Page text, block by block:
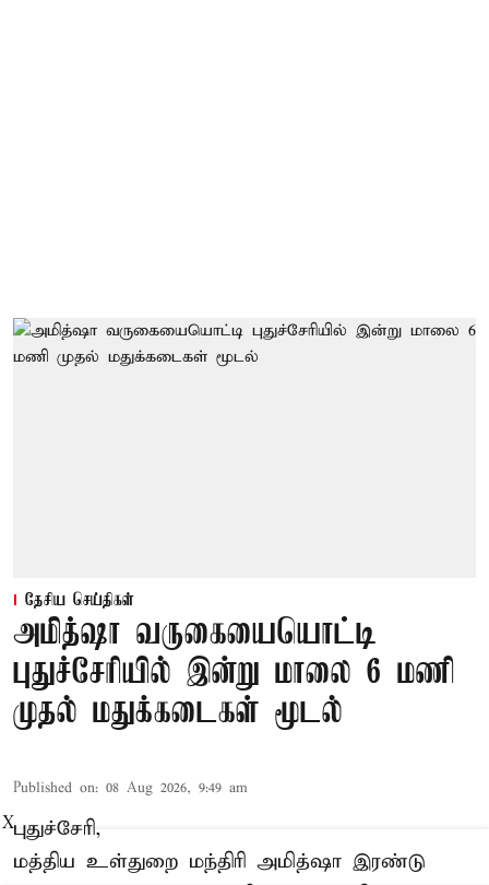
தேசிய செய்திகள்
அமித்ஷா வருகையையொட்டி
புதுச்சேரியில் இன்று மாலை 6 மணி
முதல் மதுக்கடைகள் மூடல்
Published on: 08 Aug 2026, 9:49 am
புதுச்சேரி,
மத்திய உள்துறை மந்திரி அமித்ஷா இரண்டு
X